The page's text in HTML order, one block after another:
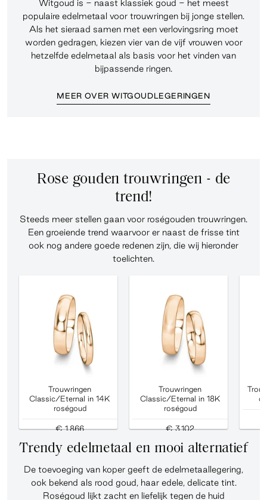
Witgoud is - naast klassiek goud - het meest
populaire edelmetaal voor trouwringen bij jonge stellen.
Als het sieraad samen met een verlovingsring moet
worden gedragen, kiezen vier van de vijf vrouwen voor
hetzelfde edelmetaal als basis voor het vinden van
bijpassende ringen.
MEER OVER WITGOUDLEGERINGEN
Rose gouden trouwringen - de
trend!
Steeds meer stellen gaan voor roségouden trouwringen.
Een groeiende trend waarvoor er naast de frisse tint
ook nog andere goede redenen zijn, die wij hieronder
toelichten.
Trouwringen
Classic/Eternal in 14K
roségoud
€ 1.866
Trouwringen
Classic/Eternal in 18K
roségoud
€ 3.102
Trendy edelmetaal en mooi alternatief
De toevoeging van koper geeft de edelmetaallegering,
ook bekend als rood goud, haar edele, delicate tint.
Roségoud lijkt zacht en liefelijk tegen de huid